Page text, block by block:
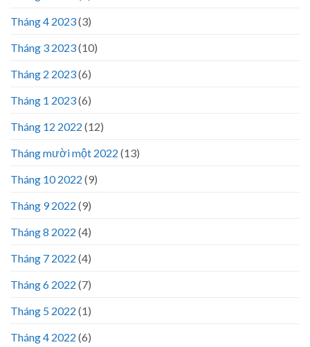
Tháng 4 2023(3)
Tháng 3 2023(10)
Tháng 2 2023(6)
Tháng 1 2023(6)
Tháng 12 2022 (12)
Tháng mười một 2022 (13)
Tháng 10 2022 (9)
Tháng 9 2022 (9)
Tháng 8 2022 (4)
Tháng 7 2022 (4)
Tháng 6 2022 (7)
Tháng 5 2022 (1)
Tháng 4 2022 (6)